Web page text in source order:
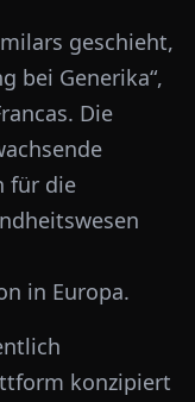
geschieht,
bei Generika“,
Die
für die
in Europa.
konzipiert